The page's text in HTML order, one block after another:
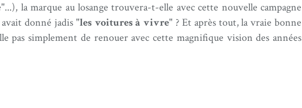
la marque au losange trouvera-t-elle avec cette nouvelle campagne
donné jadis "les voitures à vivre" ? Et après tout, la vraie bonne
pas simplement de renouer avec cette magnifique vision des années